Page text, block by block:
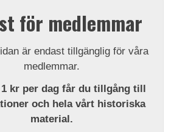
för medlemmar
är endast tillgänglig för våra
medlemmar.
1 kr per dag får du tillgång till
och hela vårt historiska
material.